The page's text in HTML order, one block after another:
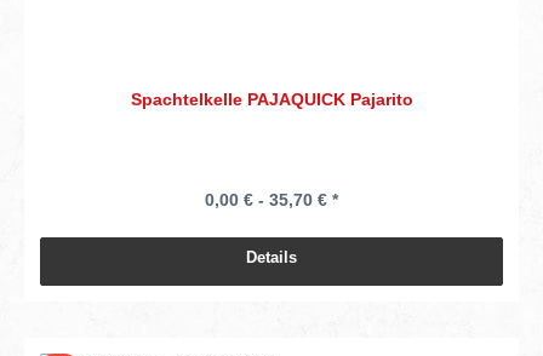
Spachtelkelle PAJAQUICK Pajarito
0,00 € - 35,70 € *
Details